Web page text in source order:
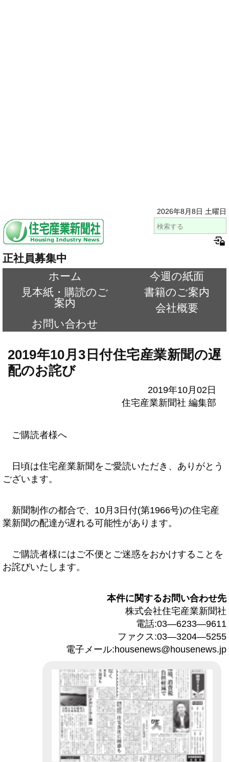
2026年8月8日 土曜日
正社員募集中
ホーム
今週の紙面
見本紙・購読のご
案内
書籍のご案内
会社概要
お問い合わせ
2019年10月3日付住宅産業新聞の遅
配のお詫び
2019年10月02日
住宅産業新聞社 編集部
ご購読者様へ
日頃は住宅産業新聞をご愛読いただき、ありがとう
ございます。
新聞制作の都合で、10月3日付(第1966号)の住宅産
業新聞の配達が遅れる可能性があります。
ご購読者様にはご不便とご迷惑をおかけすることを
お詫びいたします。
本件に関するお問い合わせ先
株式会社住宅産業新聞社
電話:03―6233―9611
ファクス:03―3204―5255
電子メール:housenews@housenews.jp